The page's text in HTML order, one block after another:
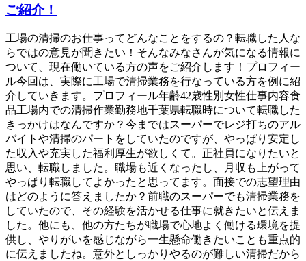
ご紹介！
工場の清掃のお仕事ってどんなことをするの？転職した人な
らではの意見が聞きたい！そんなみなさんが気になる情報に
ついて、現在働いている方の声をご紹介します！プロフィー
ル今回は、実際に工場で清掃業務を行なっている方を例に紹
介していきます。プロフィール年齢42歳性別女性仕事内容食
品工場内での清掃作業勤務地千葉県転職時について転職した
きっかけはなんですか？今まではスーパーでレジ打ちのアル
バイトや清掃のパートをしていたのですが、やっぱり安定し
た収入や充実した福利厚生が欲しくて。正社員になりたいと
思い、転職しました。職場も近くなったし、月収も上がって
やっぱり転職してよかったと思ってます。面接での志望理由
はどのように答えましたか？前職のスーパーでも清掃業務を
していたので、その経験を活かせる仕事に就きたいと伝えま
した。他にも、他の方たちが職場で心地よく働ける環境を提
供し、やりがいを感じながら一生懸命働きたいことも重点的
に伝えましたね。意外としっかりやるのが難しい清掃だから